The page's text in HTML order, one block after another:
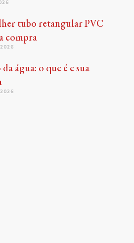
tubo retangular PVC
compra
água: o que é e sua